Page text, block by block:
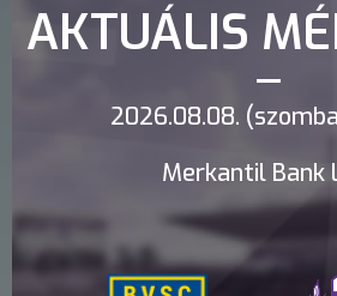
AKTUÁLIS
2026.08.08.
Merkantil Bank